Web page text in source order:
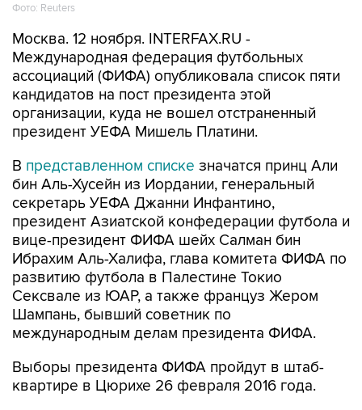
Фото: Reuters
Москва. 12 ноября. INTERFAX.RU -
Международная федерация футбольных
ассоциаций (ФИФА) опубликовала список пяти
кандидатов на пост президента этой
организации, куда не вошел отстраненный
президент УЕФА Мишель Платини.
В представленном списке значатся принц Али
бин Аль-Хусейн из Иордании, генеральный
секретарь УЕФА Джанни Инфантино,
президент Азиатской конфедерации футбола и
вице-президент ФИФА шейх Салман бин
Ибрахим Аль-Халифа, глава комитета ФИФА по
развитию футбола в Палестине Токио
Сексвале из ЮАР, а также француз Жером
Шампань, бывший советник по
международным делам президента ФИФА.
Выборы президента ФИФА пройдут в штаб-
квартире в Цюрихе 26 февраля 2016 года.